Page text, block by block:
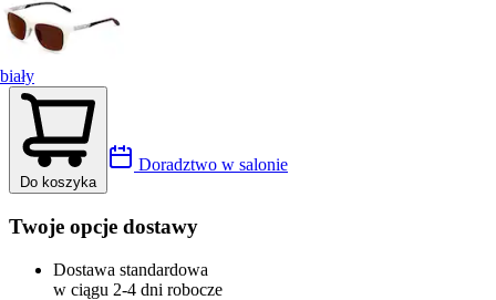
biały
Do koszyka
Doradztwo w salonie
Twoje opcje dostawy
Dostawa standardowa
w ciągu 2-4 dni robocze